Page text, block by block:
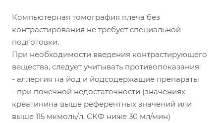
Компьютерная томография плеча без
контрастирования не требует специальной
подготовки.
При необходимости введения контрастирующего
вещества, следует учитывать противопоказания:
- аллергия на йод и йодсодержащие препараты
- при почечной недостаточности (значениях
креатинина выше референтных значений или
выше 115 мкмоль/л, СКФ ниже 30 мл/мин)